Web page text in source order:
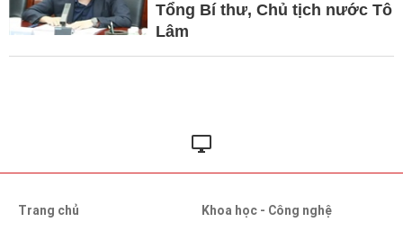
Tổng Bí thư, Chủ tịch nước Tô
Lâm
Trang chủ
Khoa học - Công nghệ